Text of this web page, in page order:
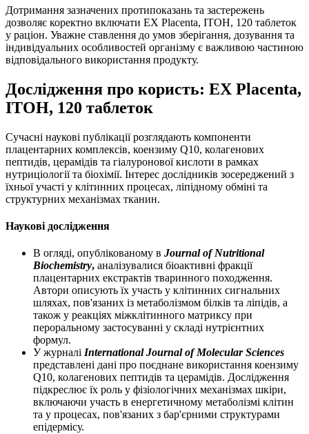
Дотримання зазначених протипоказань та застережень
дозволяє коректно включати EX Placenta, ITOH, 120 таблеток
у раціон. Уважне ставлення до умов зберігання, дозування та
індивідуальних особливостей організму є важливою частиною
відповідального використання продукту.
Дослідження про користь: EX Placenta,
ITOH, 120 таблеток
Сучасні наукові публікації розглядають компоненти
плацентарних комплексів, коензиму Q10, колагенових
пептидів, церамідів та гіалуронової кислоти в рамках
нутриціології та біохімії. Інтерес дослідників зосереджений з
їхньої участі у клітинних процесах, ліпідному обміні та
структурних механізмах тканин.
Наукові дослідження
В огляді, опублікованому в Journal of Nutritional
Biochemistry, аналізувалися біоактивні фракції
плацентарних екстрактів тваринного походження.
Автори описують їх участь у клітинних сигнальних
шляхах, пов'язаних із метаболізмом білків та ліпідів, а
також у реакціях міжклітинного матриксу при
пероральному застосуванні у складі нутрієнтних
формул.
У журналі International Journal of Molecular Sciences
представлені дані про поєднане використання коензиму
Q10, колагенових пептидів та церамідів. Дослідження
підкреслює їх роль у фізіологічних механізмах шкіри,
включаючи участь в енергетичному метаболізмі клітин
та у процесах, пов'язаних з бар'єрними структурами
епідермісу.